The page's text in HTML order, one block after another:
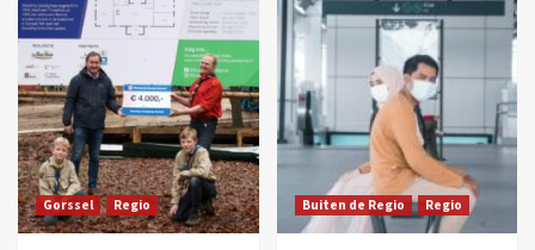
Gorssel Regio Buiten de Regio Regio